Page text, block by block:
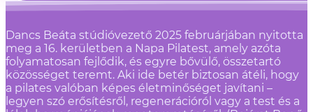
Dancs Beáta stúdióvezető 2025 februárjában nyitotta
meg a 16. kerületben a Napa Pilatest, amely azóta
folyamatosan fejlődik, és egyre bővülő, összetartó
közösséget teremt. Aki ide betér biztosan átéli, hogy
a pilates valóban képes életminőséget javítani –
legyen szó erősítésről, regenerációról vagy a test és a